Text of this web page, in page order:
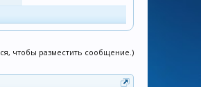
чтобы разместить сообщение.)